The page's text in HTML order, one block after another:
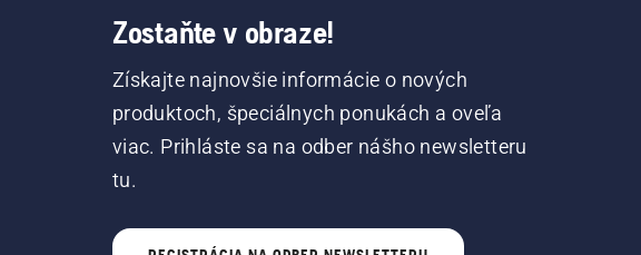
Zostaňte v obraze!
Získajte najnovšie informácie o nových
produktoch, špeciálnych ponukách a oveľa
viac. Prihláste sa na odber nášho newsletteru
tu.